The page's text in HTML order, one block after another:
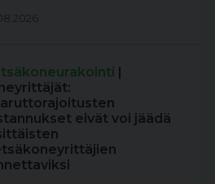
|
eivät voi jäädä